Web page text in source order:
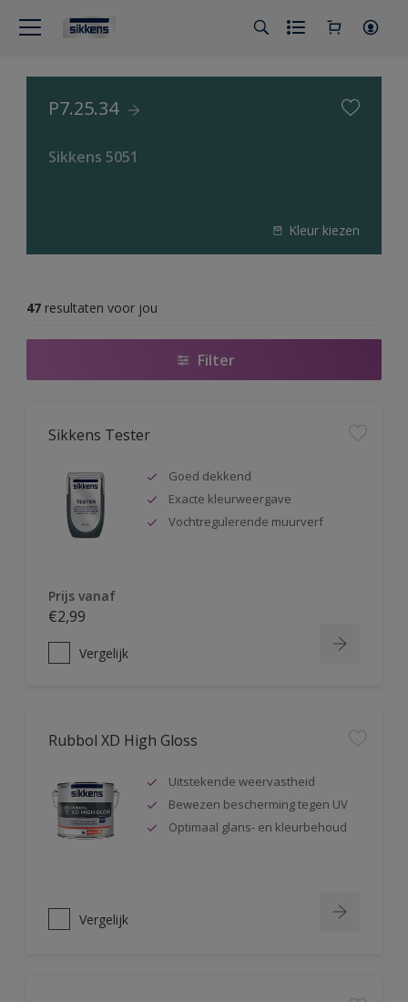
P7.25.34
Sikkens 5051
Kleur kiezen
47 resultaten voor jou
Filter
Sikkens Tester
Goed dekkend
Exacte kleurweergave
Vochtregulerende muurverf
Prijs vanaf
€2,99
Vergelijk
Rubbol XD High Gloss
Uitstekende weervastheid
Bewezen bescherming tegen UV
Optimaal glans- en kleurbehoud
Vergelijk